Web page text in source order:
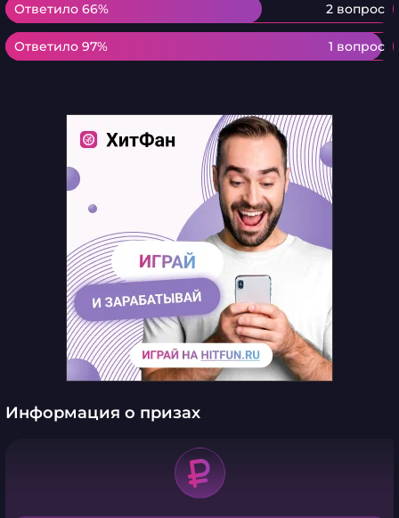
Ответило 66% 2 вопрос
Ответило 66%
Ответило 97% 1 вопрос
Ответило 97%
Информация о призах